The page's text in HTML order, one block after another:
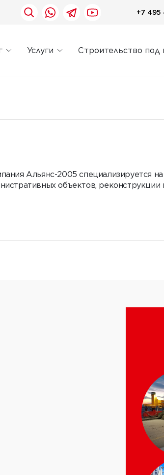
+7 495
Услуги Строительство под
Альянс-2005 специализируется
объектов, реконструкции